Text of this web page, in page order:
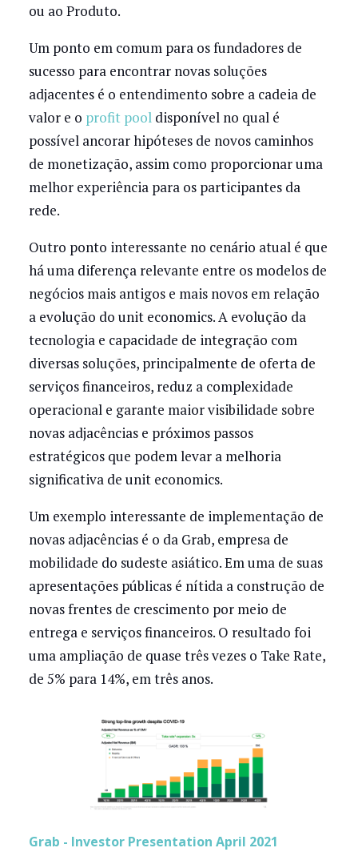
ou ao Produto.
Um ponto em comum para os fundadores de
sucesso para encontrar novas soluções
adjacentes é o entendimento sobre a cadeia de
valor e o profit pooldisponível no qual é
possível ancorar hipóteses de novos caminhos
de monetização, assim como proporcionar uma
melhor experiência para os participantes da
rede.
Outro ponto interessante no cenário atual é que
há uma diferença relevante entre os modelos de
negócios mais antigos e mais novos em relação
a evolução do unit economics. A evolução da
tecnologia e capacidade de integração com
diversas soluções, principalmente de oferta de
serviços financeiros, reduz a complexidade
operacional e garante maior visibilidade sobre
novas adjacências e próximos passos
estratégicos que podem levar a melhoria
significativa de unit economics.
Um exemplo interessante de implementação de
novas adjacências é o da Grab, empresa de
mobilidade do sudeste asiático. Em uma de suas
apresentações públicas é nítida a construção de
novas frentes de crescimento por meio de
entrega e serviços financeiros. O resultado foi
uma ampliação de quase três vezes o Take Rate,
de 5% para 14%, em três anos.
Grab - Investor Presentation April 2021